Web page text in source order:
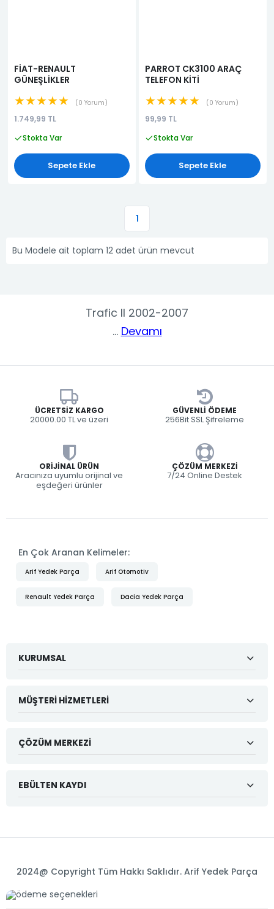
FİAT-RENAULT
GÜNEŞLİKLER
★★★★★ 0 Yorum
1.749,99 TL
Stokta Var
Sepete Ekle
PARROT CK3100 ARAÇ
TELEFON KİTİ
★★★★★ 0 Yorum
99,99 TL
Stokta Var
Sepete Ekle
1
Bu Modele ait toplam 12 adet ürün mevcut
Trafic II 2002-2007
... Devamı
ÜCRETSIZ KARGO
20000.00 TL ve üzeri
GÜVENLI ÖDEME
256Bit SSL Şifreleme
ORIJINAL ÜRÜN
Aracınıza uyumlu orijinal ve
eşdeğeri ürünler
ÇÖZÜM MERKEZI
7/24 Online Destek
En Çok Aranan Kelimeler:
Arif Yedek Parça Arif Otomotiv
Renault Yedek Parça Dacia Yedek Parça
KURUMSAL
MÜŞTERI HIZMETLERI
ÇÖZÜM MERKEZI
EBÜLTEN KAYDI
2024@ Copyright Tüm Hakkı Saklıdır. Arif Yedek Parça